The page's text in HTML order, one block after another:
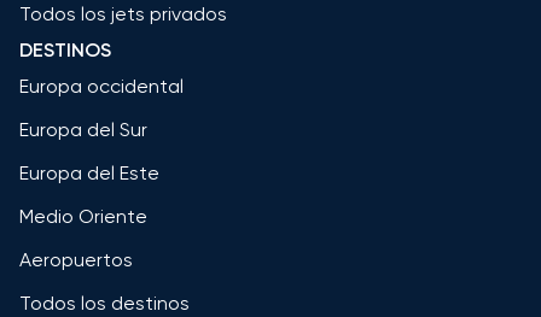
Todos los jets privados
DESTINOS
Europa occidental
Europa del Sur
Europa del Este
Medio Oriente
Aeropuertos
Todos los destinos